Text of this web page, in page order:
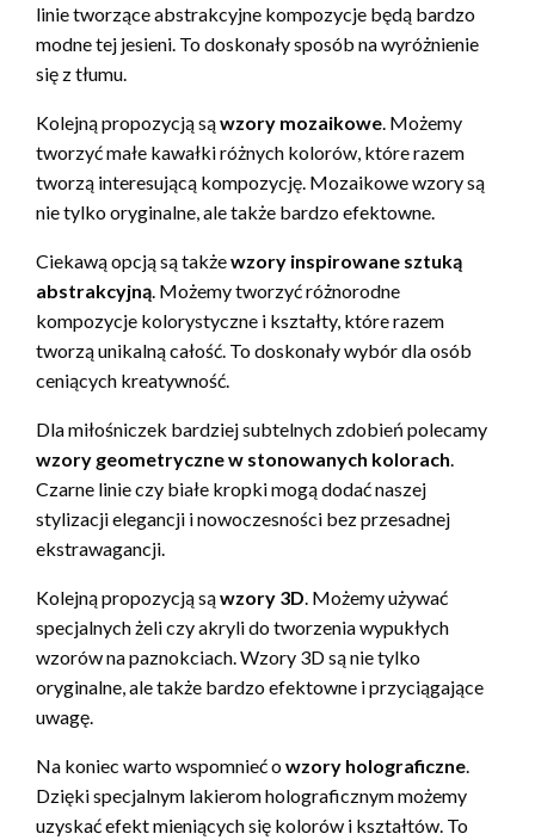
linie tworzące abstrakcyjne kompozycje będą bardzo
modne tej jesieni. To doskonały sposób na wyróżnienie
się z tłumu.
Kolejną propozycją sąwzory mozaikowe. Możemy
tworzyć małe kawałki różnych kolorów, które razem
tworzą interesującą kompozycję. Mozaikowe wzory są
nie tylko oryginalne, ale także bardzo efektowne.
Ciekawą opcją są takżewzory inspirowane sztuką
abstrakcyjną. Możemy tworzyć różnorodne
kompozycje kolorystyczne i kształty, które razem
tworzą unikalną całość. To doskonały wybór dla osób
ceniących kreatywność.
Dla miłośniczek bardziej subtelnych zdobień polecamy
wzory geometryczne w stonowanych kolorach.
Czarne linie czy białe kropki mogą dodać naszej
stylizacji elegancji i nowoczesności bez przesadnej
ekstrawagancji.
Kolejną propozycją sąwzory 3D. Możemy używać
specjalnych żeli czy akryli do tworzenia wypukłych
wzorów na paznokciach. Wzory 3D są nie tylko
oryginalne, ale także bardzo efektowne i przyciągające
uwagę.
Na koniec warto wspomnieć owzory holograficzne.
Dzięki specjalnym lakierom holograficznym możemy
uzyskać efekt mieniących się kolorów i kształtów. To